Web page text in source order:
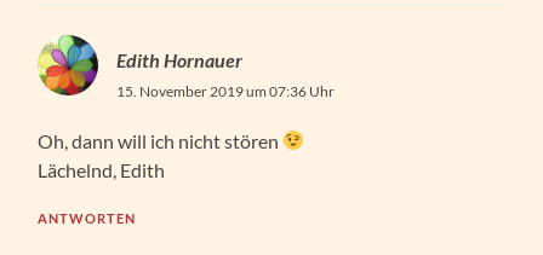
Edith Hornauer
15. November 2019 um 07:36 Uhr
Oh, dann will ich nicht stören
Lächelnd, Edith
ANTWORTEN